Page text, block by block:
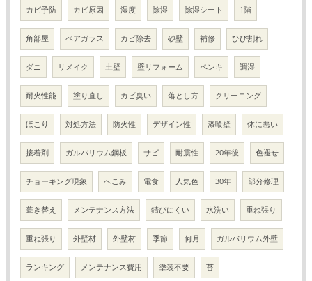
カビ予防 カビ原因 湿度 除湿 除湿シート 1階
角部屋 ペアガラス カビ除去 砂壁 補修 ひび割れ
ダニ リメイク 土壁 壁リフォーム ペンキ 調湿
耐火性能 塗り直し カビ臭い 落とし方 クリーニング
ほこり 対処方法 防火性 デザイン性 漆喰壁 体に悪い
接着剤 ガルバリウム鋼板 サビ 耐震性 20年後 色褪せ
チョーキング現象 へこみ 電食 人気色 30年 部分修理
葺き替え メンテナンス方法 錆びにくい 水洗い 重ね張り
重ね張り 外壁材 外壁材 季節 何月 ガルバリウム外壁
ランキング メンテナンス費用 塗装不要 苔